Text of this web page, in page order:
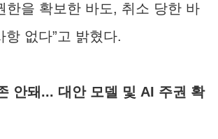
한을 확보한 바도, 취소 당한 바
항 없다”고 밝혔다.
안돼... 대안 모델 및 AI 주권 확